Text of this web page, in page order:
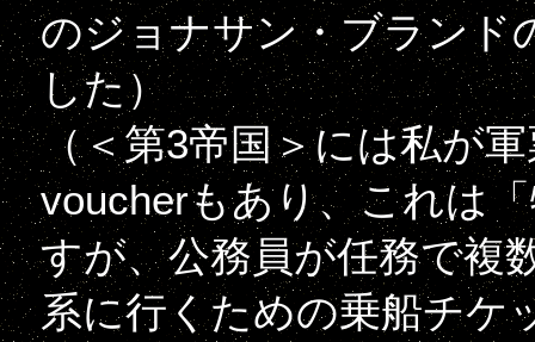
のジョナサン・ブランド
した）
（＜第3帝国＞には私が
voucherもあり、これは
すが、公務員が任務で複
系に行くための乗船チケ